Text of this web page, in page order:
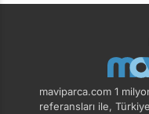
maviparca.com 1
referansları ile,